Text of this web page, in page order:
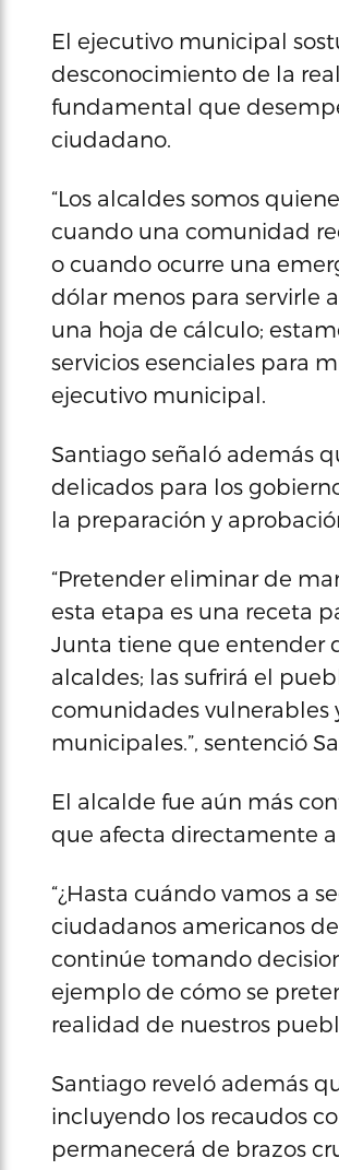
El ejecutivo municipal
desconocimiento de la
fundamental que
ciudadano.
“Los alcaldes somos
cuando una comunidad
o cuando ocurre una
dólar menos para servirle
una hoja de cálculo;
servicios esenciales para
ejecutivo municipal.
Santiago señaló además
delicados para los
la preparación y
“Pretender eliminar de
esta etapa es una receta
Junta tiene que entender
alcaldes; las sufrirá el
comunidades vulnerables
municipales.”, sentenció
El alcalde fue aún más
que afecta directamente
“¿Hasta cuándo vamos a
ciudadanos americanos
continúe tomando
ejemplo de cómo se
realidad de nuestros
Santiago reveló además
incluyendo los recaudos
permanecerá de brazos